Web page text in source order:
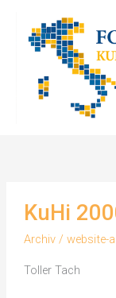
springen
KuHi
Archiv/ website-
Toller Tach